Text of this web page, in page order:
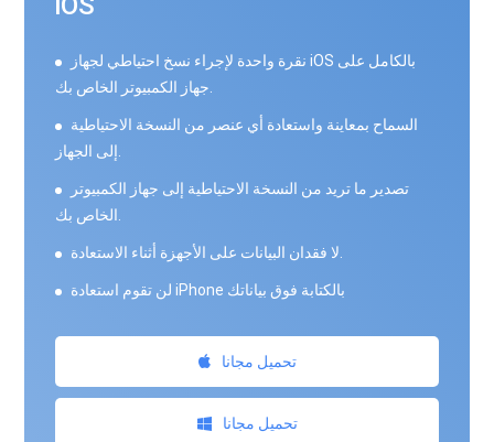
نقرة واحدة لإجراء نسخ احتياطي لجهاز iOS بالكامل على
السماح بمعاينة واستعادة أي عنصر من النسخة الاحتياطية
تصدير ما تريد من النسخة الاحتياطية إلى جهاز الكمبيوتر
لن تقوم استعادة iPhone بالكتابة فوق بياناتك
تحميل مجانا
تحميل مجانا